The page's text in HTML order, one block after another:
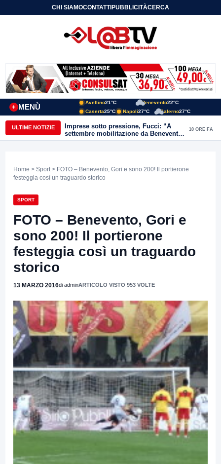
CHI SIAMOCONTATTIPUBBLICITÀCERCA
MENÙ
+
Avellino21°C Benevento22°C
Caserta25°C Napoli27°C Salerno27°C
ULTIME NOTIZIE
Imprese sotto pressione, Fucci: “A
settembre mobilitazione da Benevento
e Avellino”
10 ORE FA
Home > Sport > FOTO – Benevento, Gori e sono 200! Il portierone
festeggia così un traguardo storico
SPORT
FOTO – Benevento, Gori e
sono 200! Il portierone
festeggia così un traguardo
storico
13 MARZO 2016di adminARTICOLO VISTO 953 VOLTE